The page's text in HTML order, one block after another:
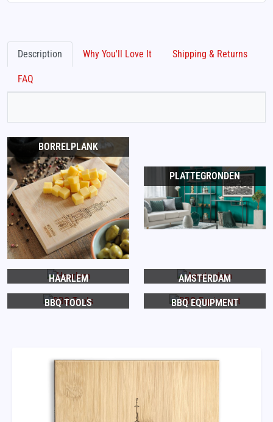
Description Why You'll Love It Shipping & Returns
FAQ
BORRELPLANK
PLATTEGRONDEN
HAARLEM AMSTERDAM
BBQ TOOLS BBQ EQUIPMENT